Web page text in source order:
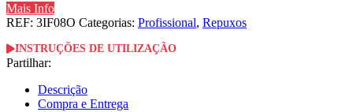
Mais Info
REF: 3IF08O Categorias: Profissional, Repuxos
INSTRUÇÕES DE UTILIZAÇÃO
Partilhar:
Descrição
Compra e Entrega